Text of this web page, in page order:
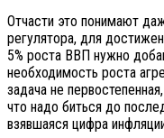
Отчасти это понимают
регулятора, для
5% роста ВВП нужно
необходимость роста
задача не
что надо биться до
взявшаяся цифра